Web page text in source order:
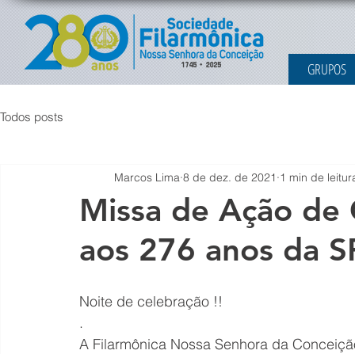
GRUPOS
Todos posts
Missa de Ação de
aos 276 anos da
Marcos Lima 8 de dez. de 2021 1 min de
Noite de celebração !!
.
A Filarmônica Nossa Senhora da